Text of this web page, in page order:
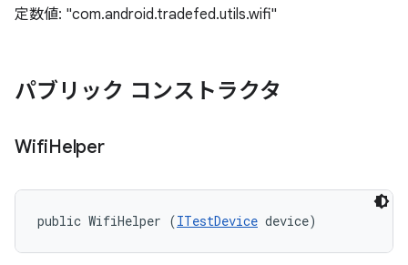
定数値: "com.android.tradefed.utils.wifi"
パブリック コンストラクタ
WifiHelper
public WifiHelper (ITestDevice device)